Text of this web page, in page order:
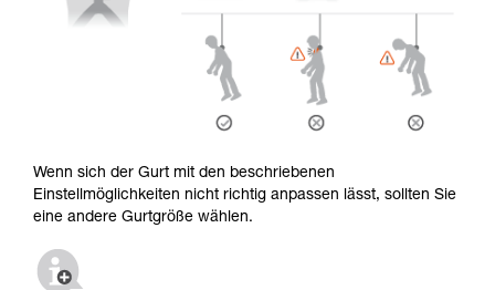
Wenn sich der Gurt mit den beschriebenen
Einstellmöglichkeiten nicht richtig anpassen lässt, sollten Sie
eine andere Gurtgröße wählen.